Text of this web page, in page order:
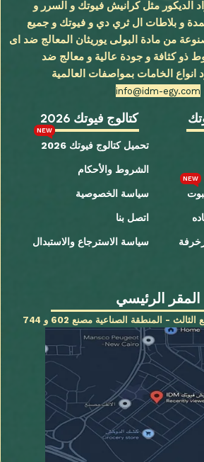
مثل كرانيش فيوتك و السرر و
و بلاطات ال ثري دي و فيوتك و جميع
من مادة البولى يوريثان المعالج ضد اى
ذو كثافة و جودة عالية و معالج ضد
انواع الخامات بمواصفات العالمية
info@idm-egy.com
NEW
كتالوج فيوتك 2026
تحميل كتالوج فيوتك 2026
NEW
الشروط والأحكام
سياسة الخصوصية
اتصل بنا
سياسة الاسترجاع والاستبدال
المقر الرئيسي
- المنطقة الصناعية مصنع 602 و 744